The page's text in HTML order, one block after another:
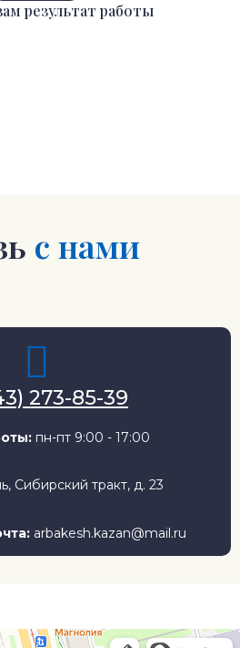
результат работы
с нами
273-85-39
пн-пт 9:00 - 17:00
Сибирский тракт, д. 23
arbakesh.kazan@mail.ru